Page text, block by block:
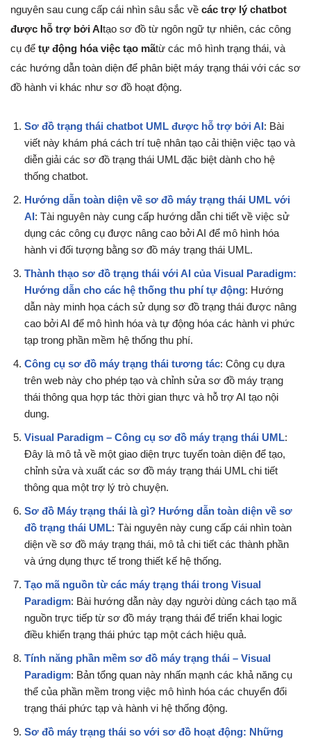
nguyên sau cung cấp cái nhìn sâu sắc về các trợ lý chatbot
được hỗ trợ bởi AItạo sơ đồ từ ngôn ngữ tự nhiên, các công
cụ để tự động hóa việc tạo mãtừ các mô hình trạng thái, và
các hướng dẫn toàn diện để phân biệt máy trạng thái với các sơ
đồ hành vi khác như sơ đồ hoạt động.
Sơ đồ trạng thái chatbot UML được hỗ trợ bởi AI: Bài
viết này khám phá cách trí tuệ nhân tạo cải thiện việc tạo và
diễn giải các sơ đồ trạng thái UML đặc biệt dành cho hệ
thống chatbot.
Hướng dẫn toàn diện về sơ đồ máy trạng thái UML với
AI: Tài nguyên này cung cấp hướng dẫn chi tiết về việc sử
dụng các công cụ được nâng cao bởi AI để mô hình hóa
hành vi đối tượng bằng sơ đồ máy trạng thái UML.
Thành thạo sơ đồ trạng thái với AI của Visual Paradigm:
Hướng dẫn cho các hệ thống thu phí tự động: Hướng
dẫn này minh họa cách sử dụng sơ đồ trạng thái được nâng
cao bởi AI để mô hình hóa và tự động hóa các hành vi phức
tạp trong phần mềm hệ thống thu phí.
Công cụ sơ đồ máy trạng thái tương tác: Công cụ dựa
trên web này cho phép tạo và chỉnh sửa sơ đồ máy trạng
thái thông qua hợp tác thời gian thực và hỗ trợ AI tạo nội
dung.
Visual Paradigm – Công cụ sơ đồ máy trạng thái UML:
Đây là mô tả về một giao diện trực tuyến toàn diện để tạo,
chỉnh sửa và xuất các sơ đồ máy trạng thái UML chi tiết
thông qua một trợ lý trò chuyện.
Sơ đồ Máy trạng thái là gì? Hướng dẫn toàn diện về sơ
đồ trạng thái UML: Tài nguyên này cung cấp cái nhìn toàn
diện về sơ đồ máy trạng thái, mô tả chi tiết các thành phần
và ứng dụng thực tế trong thiết kế hệ thống.
Tạo mã nguồn từ các máy trạng thái trong Visual
Paradigm: Bài hướng dẫn này dạy người dùng cách tạo mã
nguồn trực tiếp từ sơ đồ máy trạng thái để triển khai logic
điều khiển trạng thái phức tạp một cách hiệu quả.
Tính năng phần mềm sơ đồ máy trạng thái – Visual
Paradigm: Bản tổng quan này nhấn mạnh các khả năng cụ
thể của phần mềm trong việc mô hình hóa các chuyển đổi
trạng thái phức tạp và hành vi hệ thống động.
Sơ đồ máy trạng thái so với sơ đồ hoạt động: Những